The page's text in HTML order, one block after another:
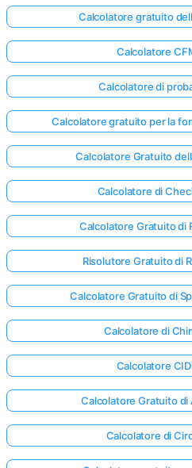
Calcolatore gratuito
Calcolatore
Calcolatore di
Calcolatore gratuito per la
Calcolatore Gratuito
Calcolatore di
Calcolatore Gratuito di
Risolutore Gratuito di
Calcolatore Gratuito di
Calcolatore di
Calcolatore
Calcolatore Gratuito di
Calcolatore di